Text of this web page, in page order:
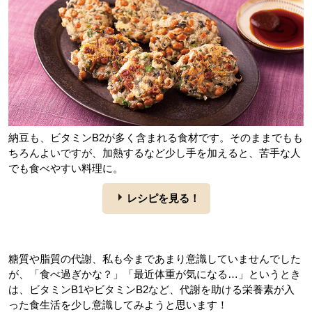
納豆も、ビタミンB2が多く含まれる食材です。そのままでもも
ちろんよいですが、加熱するなど少し手を加えると、苦手な人
でも食べやすい料理に。
レシピを見る！
糖質や脂質の代謝、私も今まであまり意識していませんでした
が、「食べ過ぎかな？」「最近体重が気になる…」というとき
は、ビタミンB1やビタミンB2など、代謝を助ける栄養素が入
った食生活を少し意識してみようと思います！